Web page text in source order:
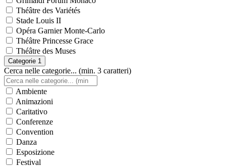
Théâtre des Variétés
Stade Louis II
Opéra Garnier Monte-Carlo
Théâtre Princesse Grace
Théâtre des Muses
Categorie 1
Cerca nelle categorie... (min. 3 caratteri)
Ambiente
Animazioni
Caritativo
Conferenze
Convention
Danza
Esposizione
Festival